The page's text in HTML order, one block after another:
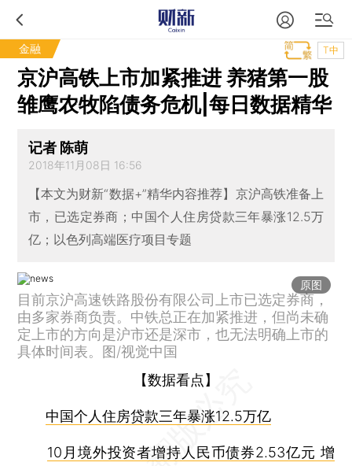
金融 T中
京沪高铁上市加紧推进 养猪第一股
雏鹰农牧陷债务危机|每日数据精华
记者 陈萌
2018年11月08日 16:56
【本文为财新“数据+”精华内容推荐】京沪高铁准备上
市，已选定券商；中国个人住房贷款三年暴涨12.5万
亿；以色列高端医疗项目专题
原图
目前京沪高速铁路股份有限公司上市已选定券商，
由多家券商负责。中铁总正在加紧推进，但尚未确
定上市的方向是沪市还是深市，也无法明确上市的
具体时间表。图/视觉中国
【数据看点】
中国个人住房贷款三年暴涨12.5万亿
10月境外投资者增持人民币债券2.53亿元 增